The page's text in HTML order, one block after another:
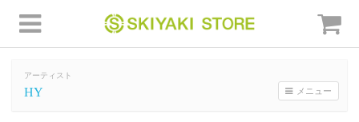
アーティスト
HY メニュー